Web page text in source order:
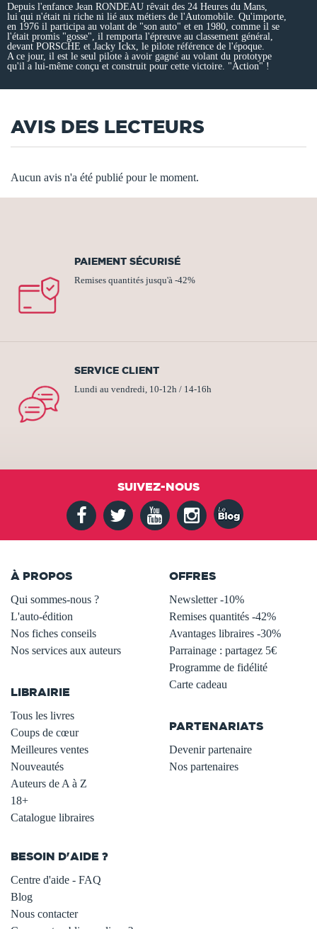
Depuis l'enfance Jean RONDEAU rêvait des 24 Heures du Mans,
lui qui n'était ni riche ni lié aux métiers de l'Automobile. Qu'importe,
en 1976 il participa au volant de "son auto" et en 1980, comme il se
l'était promis "gosse", il remporta l'épreuve au classement général,
devant PORSCHE et Jacky Ickx, le pilote référence de l'époque.
A ce jour, il est le seul pilote à avoir gagné au volant du prototype
qu'il a lui-même conçu et construit pour cette victoire. "Action" !
AVIS DES LECTEURS
Aucun avis n'a été publié pour le moment.
PAIEMENT SÉCURISÉ
Remises quantités jusqu'à -42%
SERVICE CLIENT
Lundi au vendredi, 10-12h / 14-16h
SUIVEZ-NOUS
À PROPOS
Qui sommes-nous ?
L'auto-édition
Nos fiches conseils
Nos services aux auteurs
LIBRAIRIE
Tous les livres
Coups de cœur
Meilleures ventes
Nouveautés
Auteurs de A à Z
18+
Catalogue libraires
OFFRES
Newsletter -10%
Remises quantités -42%
Avantages libraires -30%
Parrainage : partagez 5€
Programme de fidélité
Carte cadeau
PARTENARIATS
Devenir partenaire
Nos partenaires
BESOIN D'AIDE ?
Centre d'aide - FAQ
Blog
Nous contacter